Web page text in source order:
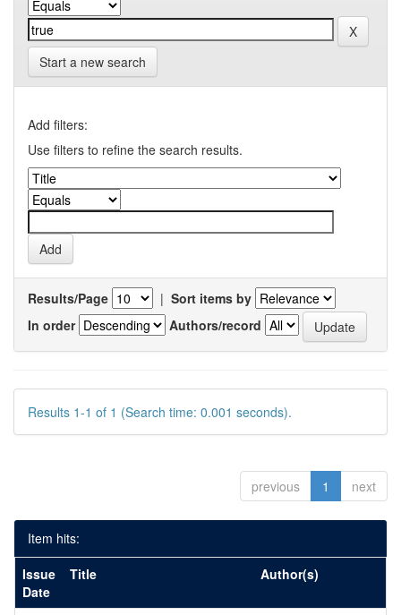
Start a new search
Add filters:
Use filters to refine the search results.
Results/Page | Sort items by
In order
Authors/record
Results 1-1 of 1 (Search time: 0.001 seconds).
previous 1 next
Item hits:
Issue
Date
Title Author(s)